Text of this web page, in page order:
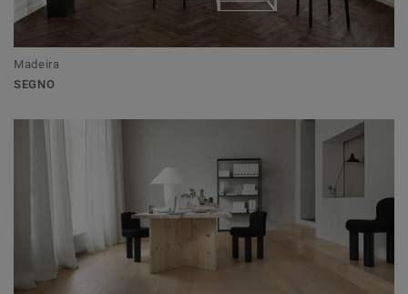
Madeira
SEGNO